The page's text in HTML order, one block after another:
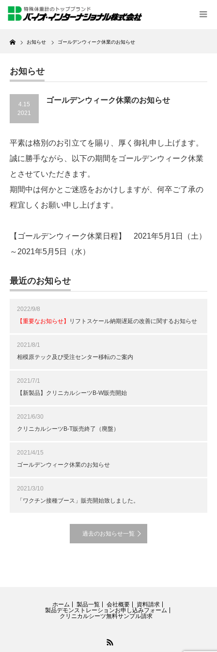
Home
お知らせ ゴールデンウィーク休業のお知らせ
お知らせ
4.15
2021
ゴールデンウィーク休業のお知らせ
平素は格別のお引立てを賜り、厚く御礼申し上げます。
誠に勝手ながら、以下の期間をゴールデンウィーク休業
とさせていただきます。
期間中は何かとご迷惑をおかけしますが、何卒ご了承の
程宜しくお願い申し上げます。
【ゴールデンウィーク休業日程】 2021年5月1日（土）
～2021年5月5日（水）
最近のお知らせ
2022/9/8
【重要なお知らせ】
リフトスケール納期遅延の改善に関するお知らせ
2021/8/1
相模原テック及び受注センター移転のご案内
2021/7/1
【新製品】クリニカルシーツB-W販売開始
2021/6/30
クリニカルシーツB-T販売終了（廃盤）
2021/4/15
ゴールデンウィーク休業のお知らせ
2021/3/10
「ワクチン接種ブース」販売開始致しました。
過去のお知らせ一覧
ホーム 製品一覧 会社概要
資料請求
製品デモンストレーションお申し込みフォーム
クリニカルシーツ無料サンプル請求